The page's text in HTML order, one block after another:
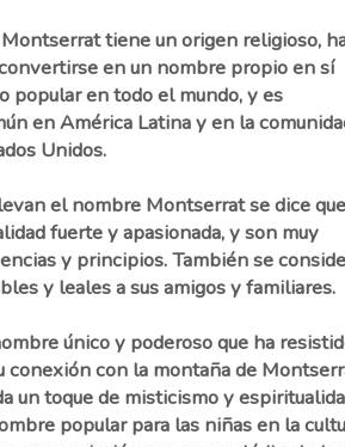
tiene un origen religioso,
en un nombre propio en sí
popular en todo el mundo, y es
en América Latina y en la
Unidos.
el nombre Montserrat se dice que
fuerte y apasionada, y son muy
y principios. También se
y leales a sus amigos y familiares.
único y poderoso que ha
conexión con la montaña de
un toque de misticismo y
popular para las niñas en la